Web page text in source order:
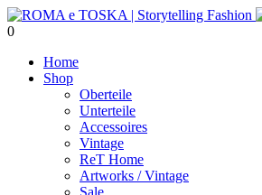
0
Home
Shop
Oberteile
Unterteile
Accessoires
Vintage
ReT Home
Artworks / Vintage
Sale